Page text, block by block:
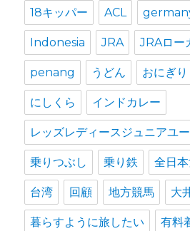
18キッパー ACL
Indonesia JRA JRAロー
penang うどん おにぎり
にしくら インドカレー
レッズレディースジュニアユ
乗りつぶし 乗り鉄 全日
台湾 回顧 地方競馬 大
暮らすように旅したい 有料